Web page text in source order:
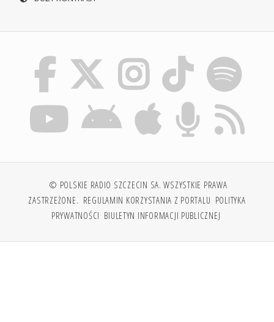
© POLSKIE RADIO SZCZECIN SA. WSZYSTKIE PRAWA
ZASTRZEŻONE. REGULAMIN KORZYSTANIA Z PORTALU POLITYKA
PRYWATNOŚCI BIULETYN INFORMACJI PUBLICZNEJ